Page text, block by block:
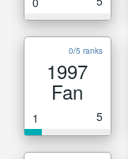
0/5 ranks
1997
Fan
1 5